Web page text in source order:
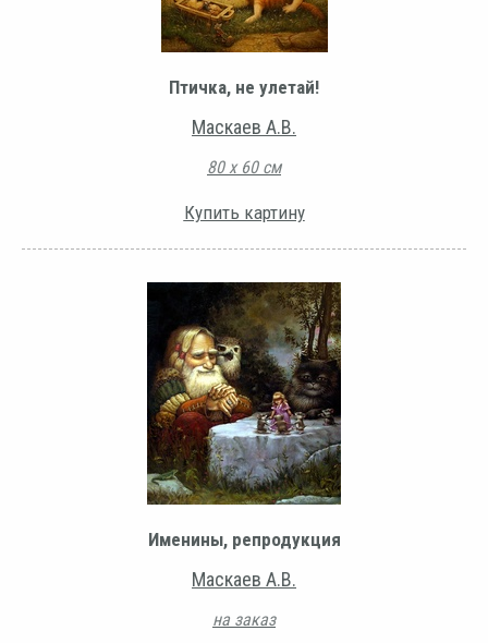
Птичка, не улетай!
Маскаев А.В.
80 х 60 см
Купить картину
Именины, репродукция
Маскаев А.В.
на заказ